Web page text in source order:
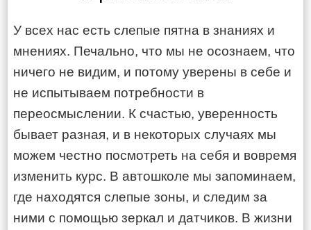
У всех нас есть слепые пятна в знаниях и
мнениях. Печально, что мы не осознаем, что
ничего не видим, и потому уверены в себе и
не испытываем потребности в
переосмыслении. К счастью, уверенность
бывает разная, и в некоторых случаях мы
можем честно посмотреть на себя и вовремя
изменить курс. В автошколе мы запоминаем,
где находятся слепые зоны, и следим за
ними с помощью зеркал и датчиков. В жизни